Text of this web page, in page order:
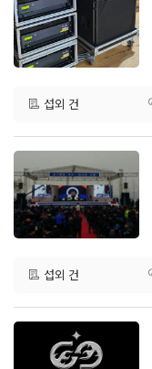
섭외 건
섭외 건